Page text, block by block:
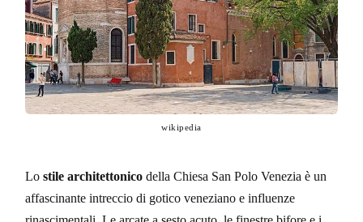
wikipedia
Lostile architettonico della Chiesa San Polo Venezia è un
affascinante intreccio di gotico veneziano e influenze